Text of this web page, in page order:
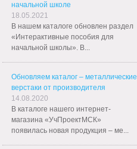
начальной школе
18.05.2021
В нашем каталоге обновлен раздел
«Интерактивные пособия для
начальной школы». В...
Обновляем каталог – металлические
верстаки от производителя
14.08.2020
В каталоге нашего интернет-
магазина «УчПроектМСК»
появилась новая продукция – ме...